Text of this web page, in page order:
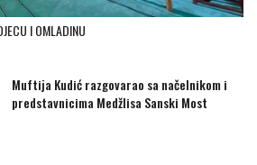
I OMLADINU
Muftija Kudić razgovarao sa načelnikom i
predstavnicima Medžlisa Sanski Most